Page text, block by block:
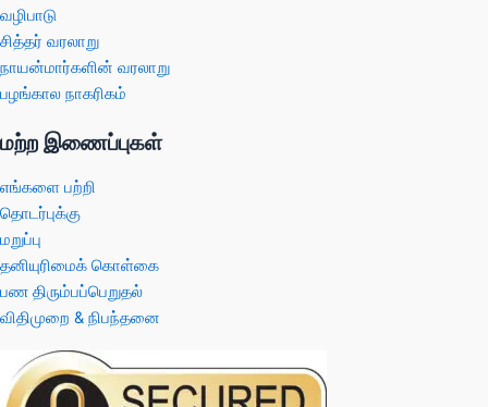
வழிபாடு
சித்தர் வரலாறு
நாயன்மார்களின் வரலாறு
பழங்கால நாகரிகம்
மற்ற இணைப்புகள்
எங்களை பற்றி
தொடர்புக்கு
மறுப்பு
தனியுரிமைக் கொள்கை
பண திரும்பப்பெறுதல்
விதிமுறை & நிபந்தனை